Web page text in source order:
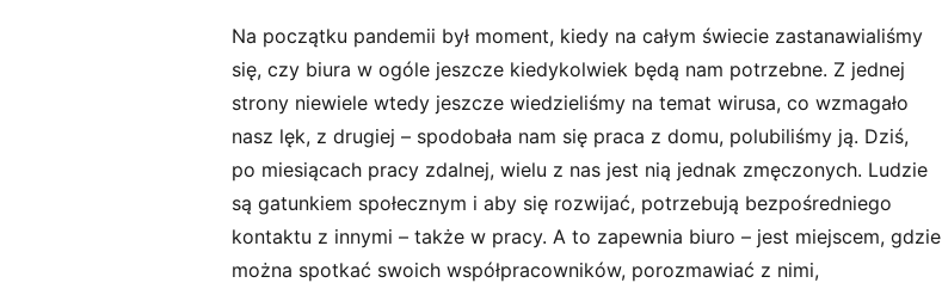
Na początku pandemii był moment, kiedy na całym świecie zastanawialiśmy
się, czy biura w ogóle jeszcze kiedykolwiek będą nam potrzebne. Z jednej
strony niewiele wtedy jeszcze wiedzieliśmy na temat wirusa, co wzmagało
nasz lęk, z drugiej – spodobała nam się praca z domu, polubiliśmy ją. Dziś,
po miesiącach pracy zdalnej, wielu z nas jest nią jednak zmęczonych. Ludzie
są gatunkiem społecznym i aby się rozwijać, potrzebują bezpośredniego
kontaktu z innymi – także w pracy. A to zapewnia biuro – jest miejscem, gdzie
można spotkać swoich współpracowników, porozmawiać z nimi,